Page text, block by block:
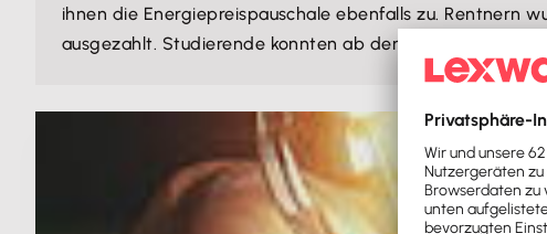
ihnen die Energiepreispauschale ebenfalls zu. Rentnern
ausgezahlt. Studierende konnten ab dem 15. März 2023